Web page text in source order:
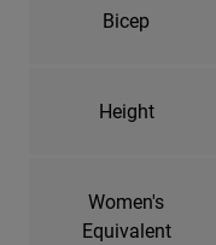
Bicep
Height
Women's
Equivalent